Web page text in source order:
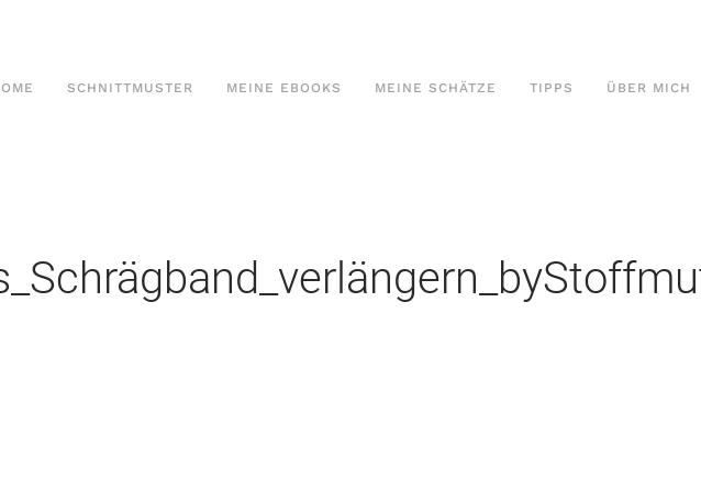
SCHNITTMUSTER MEINE EBOOKS MEINE SCHÄTZE TIPPS ÜBER MICH